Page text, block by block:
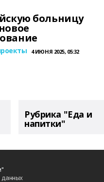
больницу
4 ИЮНЯ 2025, 05:32
Рубрика "Еда и
напитки"